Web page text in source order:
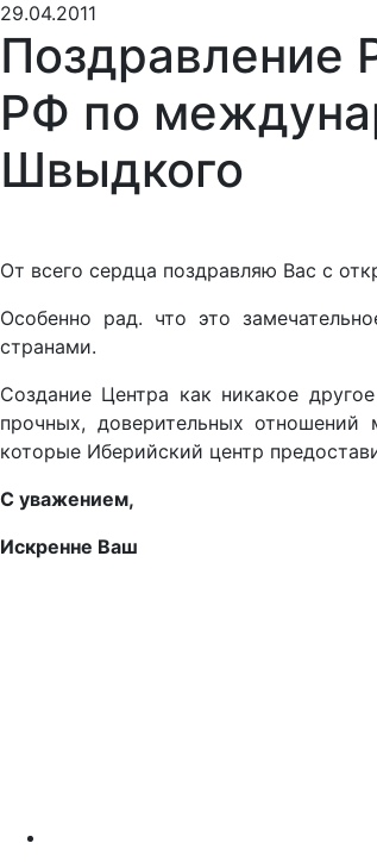
29.04.2011
Поздравление
РФ по
Швыдкого
От всего сердца поздравляю Вас с
Особенно рад. что это
странами.
Создание Центра как никакое
прочных, доверительных
которые Иберийский центр
С уважением,
Искренне Ваш